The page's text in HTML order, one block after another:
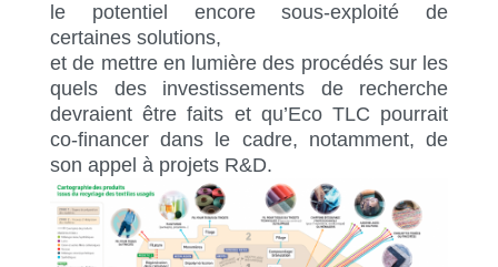
le potentiel encore sous-exploité de
certaines solutions,
et de mettre en lumière des procédés sur les
quels des investissements de recherche
devraient être faits et qu’Eco TLC pourrait
co-financer dans le cadre, notamment, de
son appel à projets R&D.